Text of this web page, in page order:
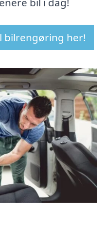
bilrengøring her!